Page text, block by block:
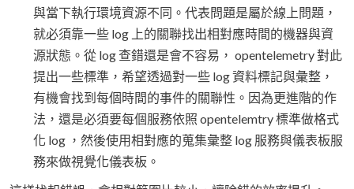
與當下執行環境資源不同。代表問題是屬於線上問題，
就必須靠一些 log 上的關聯找出相對應時間的機器與資
源狀態。從 log 查錯還是會不容易， opentelemetry 對此
提出一些標準，希望透過對一些 log 資料標記與彙整，
有機會找到每個時間的事件的關聯性。因為更進階的作
法，還是必須要每個服務依照 opentelemtry 標準做格式
化 log ，然後使用相對應的蒐集彙整 log 服務與儀表板服
務來做視覺化儀表板。